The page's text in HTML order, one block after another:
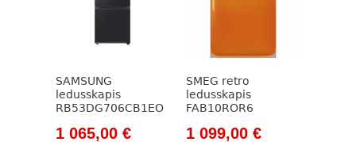
SAMSUNG
ledusskapis
RB53DG706CB1EO
Original
1 065,00 €Current
SMEG retro
ledusskapis
FAB10ROR6
Original
1 099,00 €Current